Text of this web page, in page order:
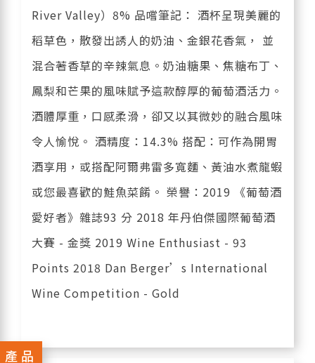
產品
River Valley）8% 品嚐筆記： 酒杯呈現美麗的
稻草色，散發出誘人的奶油、金銀花香氣， 並
混合著香草的辛辣氣息。奶油糖果、焦糖布丁、
鳳梨和芒果的風味賦予這款醇厚的葡萄酒活力。
酒體厚重，口感柔滑，卻又以其微妙的融合風味
令人愉悅。 酒精度：14.3% 搭配：可作為開胃
酒享用，或搭配阿爾弗雷多寬麵、黃油水煮龍蝦
或您最喜歡的鮭魚菜餚。 榮譽：2019 《葡萄酒
愛好者》雜誌93 分 2018 年丹伯傑國際葡萄酒
大賽 - 金獎 2019 Wine Enthusiast - 93
Points 2018 Dan Berger’s International
Wine Competition - Gold